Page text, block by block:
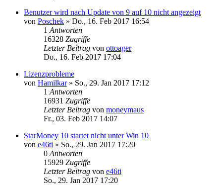
Benutzer wird nach Update von 9 auf 10 nicht angezeigt
von Poschek » Do., 16. Feb 2017 16:54
1 Antworten
16328 Zugriffe
Letzter Beitrag von ottoager
Do., 16. Feb 2017 17:04
Lizenzprobleme
von Hamilkar» So., 29. Jan 2017 17:12
1 Antworten
16931 Zugriffe
Letzter Beitrag von moneymaus
Fr., 03. Feb 2017 14:07
StarMoney 10 startet nicht unter Win 10
von e46ti » So., 29. Jan 2017 17:20
0 Antworten
15929 Zugriffe
Letzter Beitrag von e46ti
So., 29. Jan 2017 17:20